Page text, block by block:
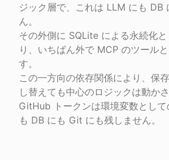
ジック層で、これは LLM にも DB
ん。
その外側に SQLite による永続化
り、いちばん外で MCP のツール
す。
この一方向の依存関係により、保
し替えても中心のロジックは動か
GitHub トークンは環境変数として
も DB にも Git にも残しません。